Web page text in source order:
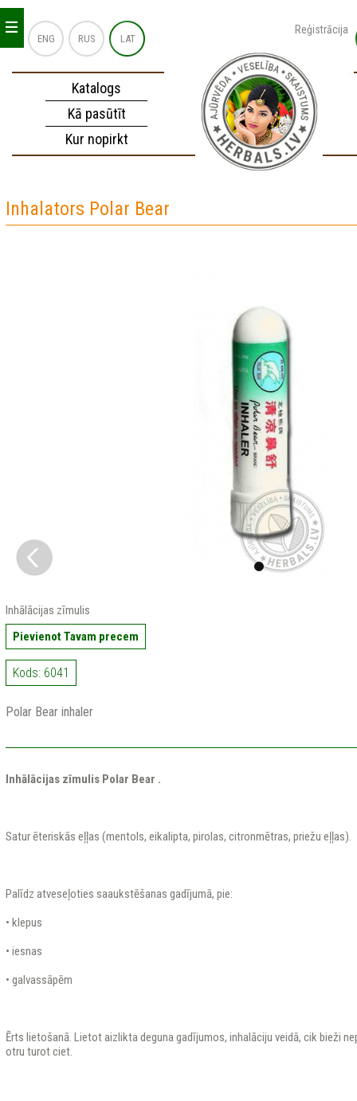
ENG RUS LAT
Reģistrācija
Katalogs
Kā pasūtīt
Kur nopirkt
_
_
_
Inhalators Polar Bear
Inhālācijas zīmulis
Pievienot Tavam precem
Kods: 6041
Polar Bear inhaler
Inhālācijas zīmulis Polar Bear .
Satur ēteriskās eļļas (mentols, eikalipta, pirolas, citronmētras, priežu eļļas).
Palīdz atveseļoties saaukstēšanas gadījumā, pie:
• klepus
• iesnas
• galvassāpēm
Ērts lietošanā. Lietot aizlikta deguna gadījumos, inhalāciju veidā, cik bieži
otru turot ciet.